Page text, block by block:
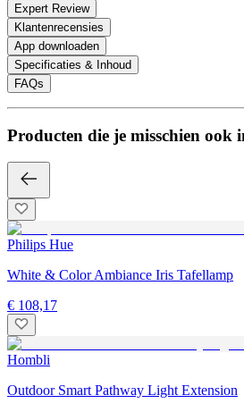
Expert Review
Klantenrecensies
App downloaden
Specificaties & Inhoud
FAQs
Producten die je misschien ook
Philips Hue
White & Color Ambiance Iris Tafellamp
€ 108,17
Hombli
Outdoor Smart Pathway Light Extension